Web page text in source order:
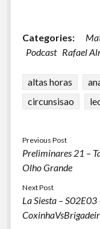
Categories:
Podcast Rafael
altas horas
circunsisao
Previous Post
Preliminares 21 –
Olho Grande
Next Post
La Siesta – S02E03